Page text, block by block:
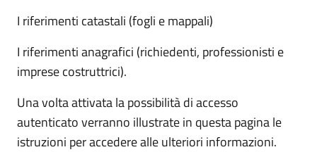
I riferimenti catastali (fogli e mappali)
I riferimenti anagrafici (richiedenti, professionisti e
imprese costruttrici).
Una volta attivata la possibilità di accesso
autenticato verranno illustrate in questa pagina le
istruzioni per accedere alle ulteriori informazioni.